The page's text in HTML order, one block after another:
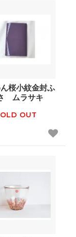
桜小紋金封ふ
ムラサキ
OUT